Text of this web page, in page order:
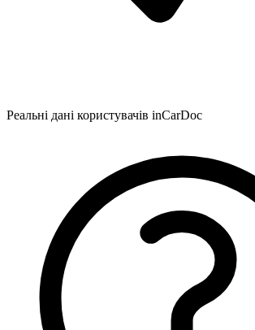
Реальні дані користувачів inCarDoc